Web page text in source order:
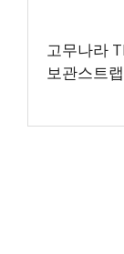
고무나라
보관스트